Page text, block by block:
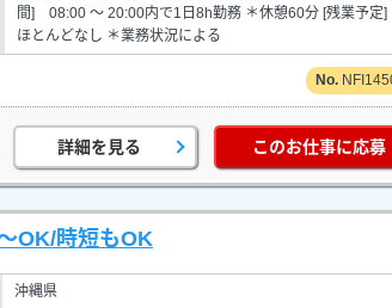
間] 08:00 ～ 20:00内で1日8h勤務 ＊休憩60分 [残業予定]
ほとんどなし ＊業務状況による
詳細を見る このお仕事に応募
OK/時短もOK
沖縄県